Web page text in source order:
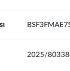
2025/